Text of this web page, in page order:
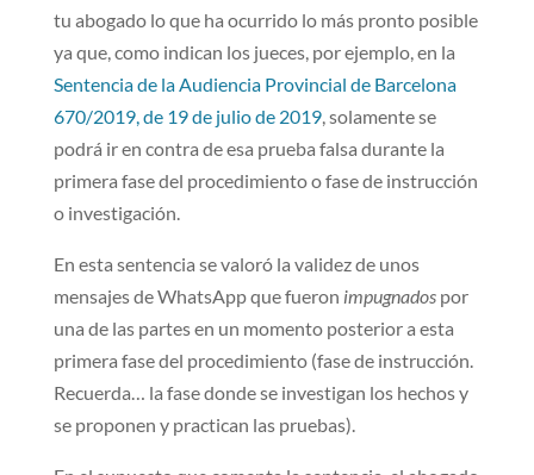
tu abogado lo que ha ocurrido lo más pronto posible
ya que, como indican los jueces, por ejemplo, en la
Sentencia de la Audiencia Provincial de Barcelona
670/2019, de 19 de julio de 2019, solamente se
podrá ir en contra de esa prueba falsa durante la
primera fase del procedimiento o fase de instrucción
o investigación.
En esta sentencia se valoró la validez de unos
mensajes de WhatsApp que fueron impugnadospor
una de las partes en un momento posterior a esta
primera fase del procedimiento (fase de instrucción.
Recuerda… la fase donde se investigan los hechos y
se proponen y practican las pruebas).